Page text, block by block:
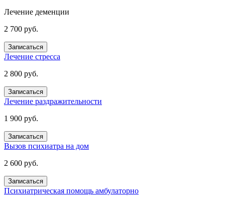
Лечение деменции
2 700 руб.
Записаться
Лечение стресса
2 800 руб.
Записаться
Лечение раздражительности
1 900 руб.
Записаться
Вызов психиатра на дом
2 600 руб.
Записаться
Психиатрическая помощь амбулаторно